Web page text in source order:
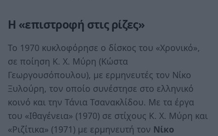
Η «επιστροφή στις ρίζες»
Το 1970 κυκλοφόρησε ο δίσκος του «Χρονικό»,
σε ποίηση Κ. Χ. Μύρη (Κώστα
Γεωργουσόπουλου), με ερμηνευτές τον Νίκο
Ξυλούρη, τον οποίο συνέστησε στο ελληνικό
κοινό και την Τάνια Τσανακλίδου. Με τα έργα
του «Ιθαγένεια» (1970) σε στίχους Κ. Χ. Μύρη και
«Ριζίτικα» (1971) με ερμηνευτή τον Νίκο